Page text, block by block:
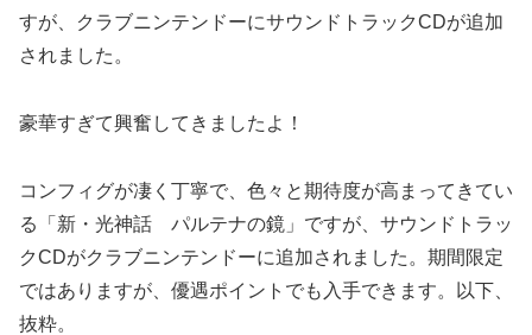
すが、クラブニンテンドーにサウンドトラックCDが追加
されました。
豪華すぎて興奮してきましたよ！
コンフィグが凄く丁寧で、色々と期待度が高まってきてい
る「新・光神話 パルテナの鏡」ですが、サウンドトラッ
クCDがクラブニンテンドーに追加されました。期間限定
ではありますが、優遇ポイントでも入手できます。以下、
抜粋。